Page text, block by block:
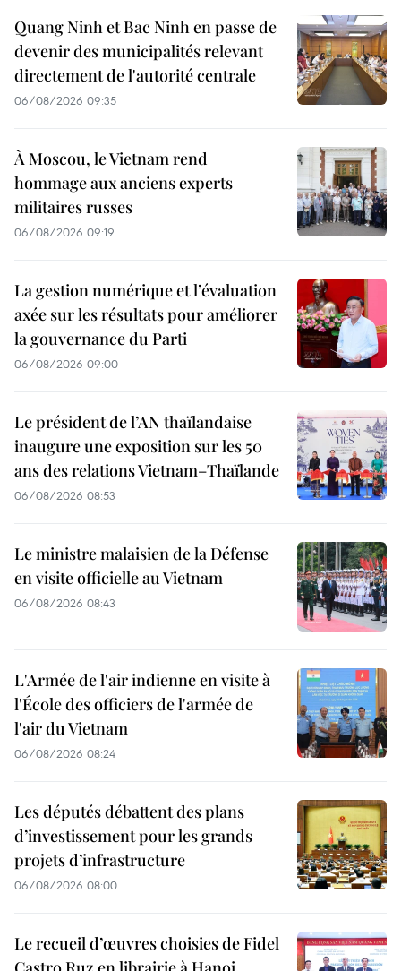
Quang Ninh et Bac Ninh en passe de
devenir des municipalités relevant
directement de l'autorité centrale
06/08/2026 09:35
À Moscou, le Vietnam rend
hommage aux anciens experts
militaires russes
06/08/2026 09:19
La gestion numérique et l’évaluation
axée sur les résultats pour améliorer
la gouvernance du Parti
06/08/2026 09:00
Le président de l’AN thaïlandaise
inaugure une exposition sur les 50
ans des relations Vietnam–Thaïlande
06/08/2026 08:53
Le ministre malaisien de la Défense
en visite officielle au Vietnam
06/08/2026 08:43
L'Armée de l'air indienne en visite à
l'École des officiers de l'armée de
l'air du Vietnam
06/08/2026 08:24
Les députés débattent des plans
d’investissement pour les grands
projets d’infrastructure
06/08/2026 08:00
Le recueil d’œuvres choisies de Fidel